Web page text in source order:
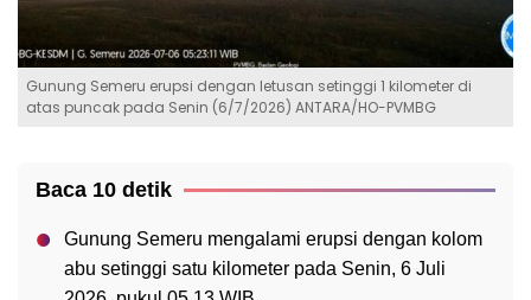
Gunung Semeru erupsi dengan letusan setinggi 1 kilometer di
atas puncak pada Senin (6/7/2026) ANTARA/HO-PVMBG
Baca 10 detik
Gunung Semeru mengalami erupsi dengan kolom
abu setinggi satu kilometer pada Senin, 6 Juli